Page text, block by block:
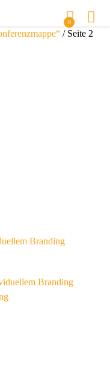
0
/ Seite 2
Branding